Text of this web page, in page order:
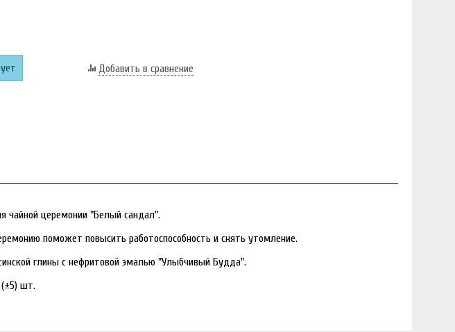
Добавить в сравнение
чайной церемонии "Белый сандал".
поможет повысить работоспособность и снять утомление.
глины с нефритовой эмалью "Улыбчивый Будда".
(±5) шт.